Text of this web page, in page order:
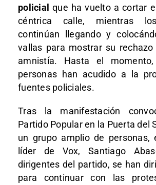
policial que ha vuelto a cortar
céntrica calle, mientras
continúan llegando y
vallas para mostrar su
amnistía. Hasta el
personas han acudido a la
fuentes policiales.
Tras la manifestación
Partido Popular en la Puerta del
un grupo amplio de personas,
líder de Vox, Santiago
dirigentes del partido, se han
para continuar con las